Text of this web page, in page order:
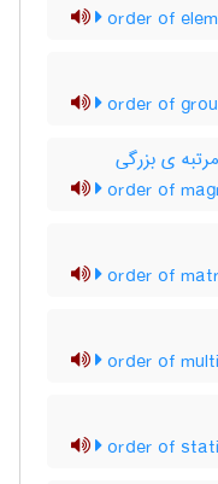
order of
order of
ی بزرگی
order of
order of
order of
order of